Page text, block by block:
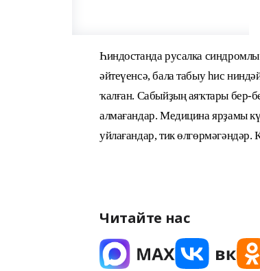
Һиндостанда русалка синдромлы
әйтеүенсә, бала табыу һис
ҡалған. Сабыйҙың аяҡтары бер-
алмағандар. Медицина ярҙамы
уйлағандар, тик
Читайте нас